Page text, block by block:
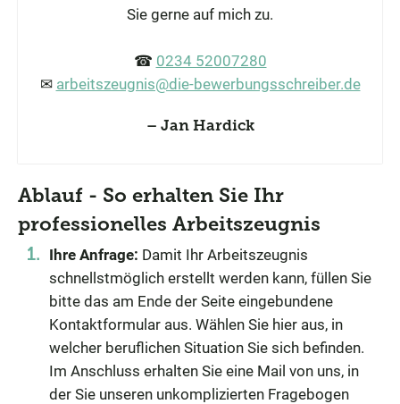
Sie gerne auf mich zu.
☎ 0234 52007280
✉ arbeitszeugnis@die-bewerbungsschreiber.de
Jan Hardick
Ablauf - So erhalten Sie Ihr
professionelles Arbeitszeugnis
Ihre Anfrage: Damit Ihr Arbeitszeugnis
schnellstmöglich erstellt werden kann, füllen Sie
bitte das am Ende der Seite eingebundene
Kontaktformular aus. Wählen Sie hier aus, in
welcher beruflichen Situation Sie sich befinden.
Im Anschluss erhalten Sie eine Mail von uns, in
der Sie unseren unkomplizierten Fragebogen